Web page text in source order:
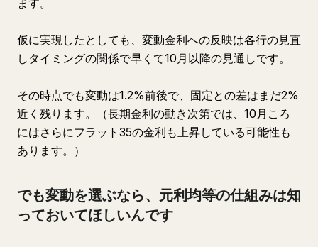
ます。
仮に実現したとしても、変動金利への反映は各行の見直
しタイミングの関係で早くて10月以降の見通しです。
その時点でも変動は1.2%前後で、固定との差はまだ2%
近く残ります。（長期金利の動き次第では、10月ころ
にはさらにフラット35の金利も上昇している可能性も
あります。）
でも変動を選ぶなら、元利均等の仕組みは知
っておいてほしいんです